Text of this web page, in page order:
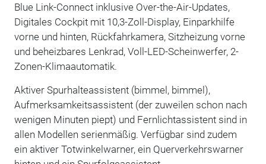
Blue Link-Connect inklusive Over-the-Air-Updates,
Digitales Cockpit mit 10,3-Zoll-Display, Einparkhilfe
vorne und hinten, Rückfahrkamera, Sitzheizung vorne
und beheizbares Lenkrad, Voll-LED-Scheinwerfer, 2-
Zonen-Klimaautomatik.
Aktiver Spurhalteassistent (bimmel, bimmel),
Aufmerksamkeitsassistent (der zuweilen schon nach
wenigen Minuten piept) und Fernlichtassistent sind in
allen Modellen serienmäßig. Verfügbar sind zudem
ein aktiver Totwinkelwarner, ein Querverkehrswarner